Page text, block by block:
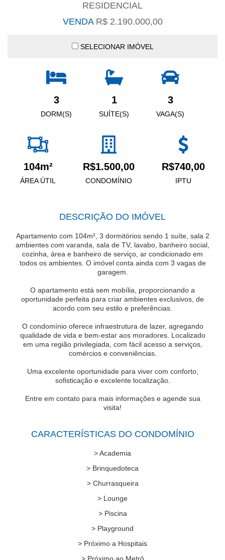
RESIDENCIAL
VENDAR$ 2.190.000,00
SELECIONAR IMÓVEL
3
DORM(S)
1
SUÍTE(S)
3
VAGA(S)
104m²
ÁREA ÚTIL
R$1.500,00
CONDOMÍNIO
R$740,00
IPTU
DESCRIÇÃO DO IMÓVEL
Apartamento com 104m², 3 dormitórios sendo 1 suíte, sala 2
ambientes com varanda, sala de TV, lavabo, banheiro social,
cozinha, área e banheiro de serviço, ar condicionado em
todos os ambientes. O imóvel conta ainda com 3 vagas de
garagem.
O apartamento está sem mobília, proporcionando a
oportunidade perfeita para criar ambientes exclusivos, de
acordo com seu estilo e preferências.
O condomínio oferece infraestrutura de lazer, agregando
qualidade de vida e bem-estar aos moradores. Localizado
em uma região privilegiada, com fácil acesso a serviços,
comércios e conveniências.
Uma excelente oportunidade para viver com conforto,
sofisticação e excelente localização.
Entre em contato para mais informações e agende sua
visita!
CARACTERÍSTICAS DO CONDOMÍNIO
> Academia
> Brinquedoteca
> Churrasqueira
> Lounge
> Piscina
> Playground
> Próximo a Hospitais